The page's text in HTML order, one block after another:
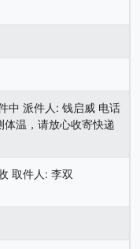
中 派件人: 钱启威 电话
温，请放心收寄快递
取件人: 李双